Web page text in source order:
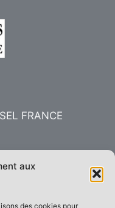
aux
des cookies pour
FRANCE
pour l’Histoire Ferroviaire